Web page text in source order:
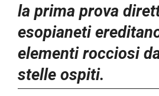
la prima prova
esopianeti
elementi rocciosi
stelle ospiti.